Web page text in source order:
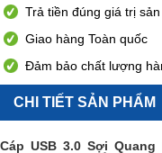
Trả tiền đúng giá trị
Giao hàng Toàn quốc
Đảm bảo chất lượng
CHI TIẾT SẢN PHẨM
Cáp USB 3.0 Sợi Quang